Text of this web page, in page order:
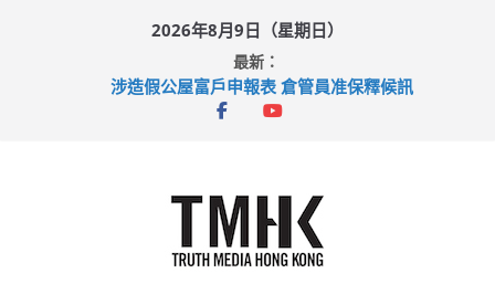
2026年8月9日（星期日）
最新：
涉造假公屋富戶申報表 倉管員准保釋候訊